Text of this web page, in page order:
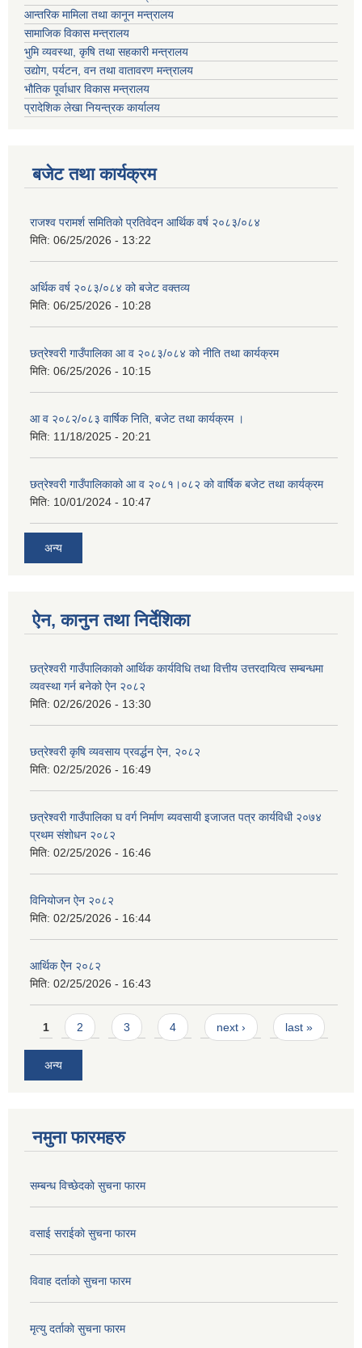
आन्तरिक मामिला तथा कानून मन्त्रालय
सामाजिक विकास मन्त्रालय
भुमि व्यवस्था, कृषि तथा सहकारी मन्त्रालय
उद्योग, पर्यटन, वन तथा वातावरण मन्त्रालय
भौतिक पूर्वाधार विकास मन्त्रालय
प्रादेशिक लेखा नियन्त्रक कार्यालय
बजेट तथा कार्यक्रम
राजश्व परामर्श समितिको प्रतिवेदन आर्थिक वर्ष २०८३/०८४
मिति: 06/25/2026 - 13:22
अर्थिक वर्ष २०८३/०८४ को बजेट वक्तव्य
मिति: 06/25/2026 - 10:28
छत्रेश्वरी गाउँपालिका आ व २०८३/०८४ को नीति तथा कार्यक्रम
मिति: 06/25/2026 - 10:15
आ व २०८२/०८३ वार्षिक निति, बजेट तथा कार्यक्रम ।
मिति: 11/18/2025 - 20:21
छत्रेश्वरी गाउँपालिकाको आ व २०८१।०८२ को वार्षिक बजेट तथा कार्यक्रम
मिति: 10/01/2024 - 10:47
अन्य
ऐन, कानुन तथा निर्देशिका
छत्रेश्वरी गाउँपालिकाको आर्थिक कार्यविधि तथा वित्तीय उत्तरदायित्व सम्बन्धमा
व्यवस्था गर्न बनेको ऐन २०८२
मिति: 02/26/2026 - 13:30
छत्रेश्‍वरी कृषि व्यवसाय प्रवर्द्धन ऐन, २०८२
मिति: 02/25/2026 - 16:49
छत्रेश्वरी गाउँपालिका घ वर्ग निर्माण ब्यवसायी इजाजत पत्र कार्यविधी २०७४
प्रथम संशोधन २०८२
मिति: 02/25/2026 - 16:46
विनियोजन ऐन २०८२
मिति: 02/25/2026 - 16:44
आर्थिक ऐेन २०८२
मिति: 02/25/2026 - 16:43
Pages
1 2 3 4 next › last »
अन्य
नमुना फारमहरु
सम्बन्ध विच्छेदकाे सुचना फारम
वसाई सराईकाे सुचना फारम
विवाह दर्ताकाे सुचना फारम
मृत्यु दर्ताकाे सुचना फारम